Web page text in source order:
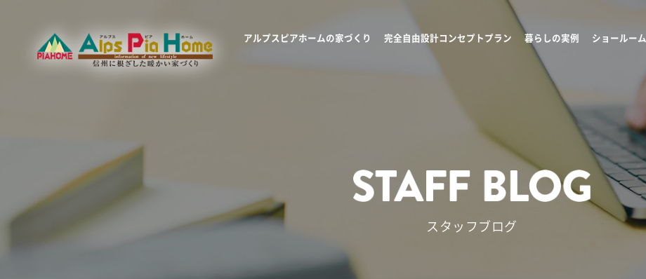
アルプスピアホームの家づくり 完全自由設計コンセプトプラン 暮らしの実例 ショールーム
スタッフブログ